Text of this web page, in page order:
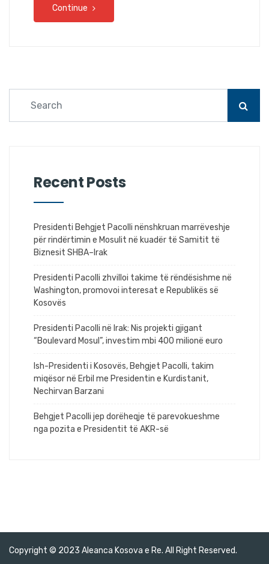
Continue
Recent Posts
Presidenti Behgjet Pacolli nënshkruan marrëveshje
për rindërtimin e Mosulit në kuadër të Samitit të
Biznesit SHBA–Irak
Presidenti Pacolli zhvilloi takime të rëndësishme në
Washington, promovoi interesat e Republikës së
Kosovës
Presidenti Pacolli në Irak: Nis projekti gjigant
“Boulevard Mosul”, investim mbi 400 milionë euro
Ish-Presidenti i Kosovës, Behgjet Pacolli, takim
miqësor në Erbil me Presidentin e Kurdistanit,
Nechirvan Barzani
Behgjet Pacolli jep dorëheqje të parevokueshme
nga pozita e Presidentit të AKR-së
Copyright © 2023 Aleanca Kosova e Re. All Right Reserved.